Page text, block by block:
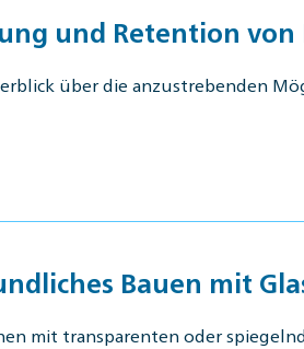
und Retention
über die anzustrebenden
Bauen mit
mit transparenten oder